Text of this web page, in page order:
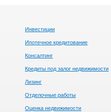
Инвестиции
Ипотечное кредитование
Консалтинг
Кредиты под залог недвижимости
Лизинг
Отделочные работы
Оценка недвижимости